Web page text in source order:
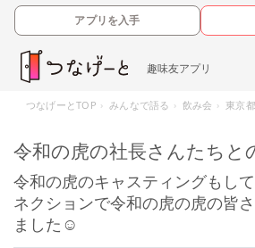
アプリを入手
趣味友アプリ
つなげーとTOP みんなで語る 飲み会 東京都
令和の虎の社長さんたちと
令和の虎のキャスティングもし
ネクションで令和の虎の虎の皆
ました☺️